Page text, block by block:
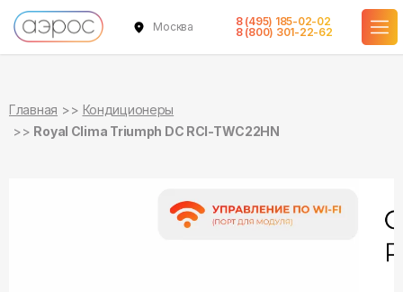
Москва
8 (495) 185-02-02
8 (800) 301-22-62
Главная
Кондиционеры
Royal Clima Triumph DC RCI-TWC22HN
в наличии
в наличии